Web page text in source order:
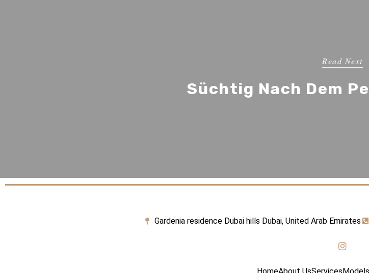
Read Next
Süchtig Nach Dem
Gardenia residence Dubai hills Dubai, United Arab Emirates